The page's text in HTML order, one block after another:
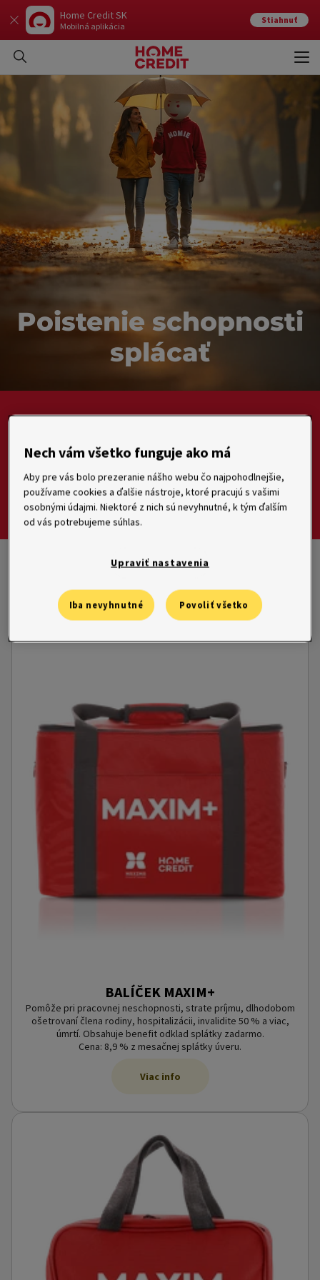
Home Credit SK
Mobilná aplikácia
Stiahnuť
Poistenie schopnosti
splácať
Poistenie vám pomôže, keď ochoriete alebo
prídete o prácu.
Na výber máte z nasledujúcich
balíčkov poistenia
BALÍČEK MAXIM+
Pomôže pri pracovnej neschopnosti, strate príjmu, dlhodobom
ošetrovaní člena rodiny, hospitalizácii, invalidite 50 % a viac,
úmrtí. Obsahuje benefit odklad splátky zadarmo.
Cena: 8,9 % z mesačnej splátky úveru.
Viac info
Nech vám všetko funguje ako má
Aby pre vás bolo prezeranie nášho webu čo najpohodlnejšie,
používame cookies a ďalšie nástroje, ktoré pracujú s vašimi
osobnými údajmi. Niektoré z nich sú nevyhnutné, k tým ďalším
od vás potrebujeme súhlas.
Upraviť nastavenia
Iba nevyhnutné Povoliť všetko